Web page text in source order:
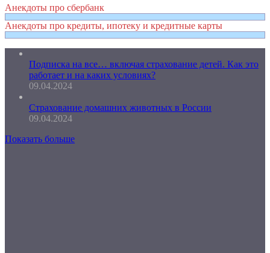
Анекдоты про сбербанк
Анекдоты про кредиты, ипотеку и кредитные карты
Подписка на все… включая страхование детей. Как это
работает и на каких условиях?
09.04.2024
Страхование домашних животных в России
09.04.2024
Показать больше